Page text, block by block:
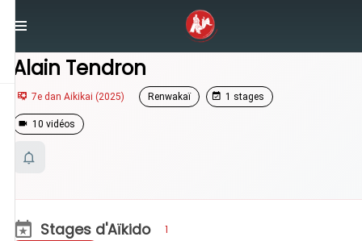
Alain Tendron
Alain Tendron
7e dan Aikikai (2025) Renwakaï 1 stages
10 vidéos
Stages d'Aïkido 1